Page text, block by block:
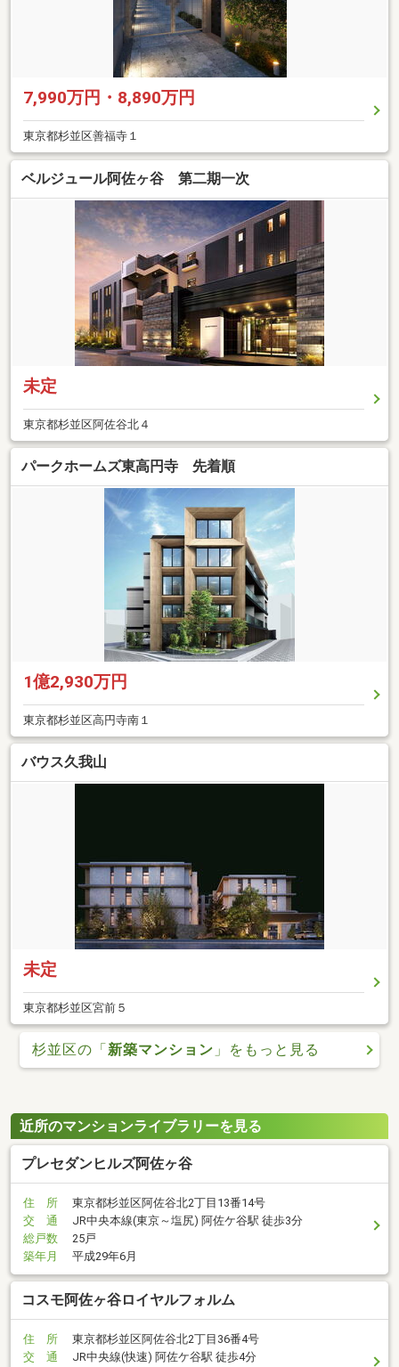
7,990万円・8,890万円
東京都杉並区善福寺１
ベルジュール阿佐ヶ谷 第二期一次
未定
東京都杉並区阿佐谷北４
パークホームズ東高円寺 先着順
1億2,930万円
東京都杉並区高円寺南１
バウス久我山
未定
東京都杉並区宮前５
杉並区の「新築マンション 」をもっと見る
近所のマンションライブラリーを見る
プレセダンヒルズ阿佐ヶ谷
住 所
東京都杉並区阿佐谷北2丁目13番14号
交 通
JR中央本線(東京～塩尻) 阿佐ケ谷駅 徒歩3分
総戸数
25戸
築年月
平成29年6月
コスモ阿佐ヶ谷ロイヤルフォルム
住 所
東京都杉並区阿佐谷北2丁目36番4号
交 通
JR中央線(快速) 阿佐ケ谷駅 徒歩4分